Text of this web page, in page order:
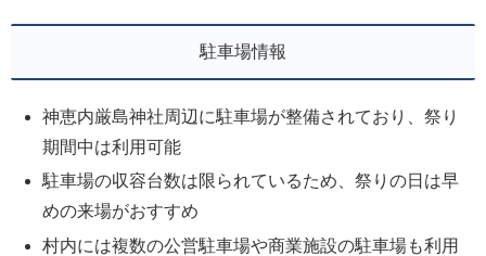
駐車場情報
神恵内厳島神社周辺に駐車場が整備されており、祭り
期間中は利用可能
駐車場の収容台数は限られているため、祭りの日は早
めの来場がおすすめ
村内には複数の公営駐車場や商業施設の駐車場も利用